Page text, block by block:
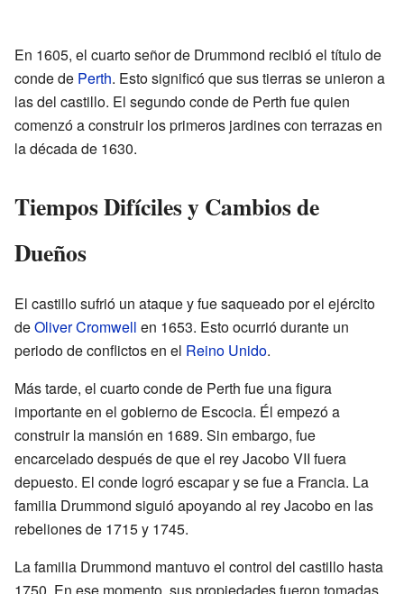
En 1605, el cuarto señor de Drummond recibió el título de
conde de Perth. Esto significó que sus tierras se unieron a
las del castillo. El segundo conde de Perth fue quien
comenzó a construir los primeros jardines con terrazas en
la década de 1630.
Tiempos Difíciles y Cambios de
Dueños
El castillo sufrió un ataque y fue saqueado por el ejército
deOliver Cromwell en 1653. Esto ocurrió durante un
periodo de conflictos en el Reino Unido.
Más tarde, el cuarto conde de Perth fue una figura
importante en el gobierno de Escocia. Él empezó a
construir la mansión en 1689. Sin embargo, fue
encarcelado después de que el rey Jacobo VII fuera
depuesto. El conde logró escapar y se fue a Francia. La
familia Drummond siguió apoyando al rey Jacobo en las
rebeliones de 1715 y 1745.
La familia Drummond mantuvo el control del castillo hasta